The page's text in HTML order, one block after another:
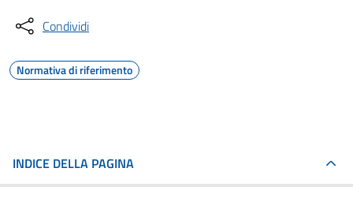
Condividi
Normativa di riferimento
INDICE DELLA PAGINA